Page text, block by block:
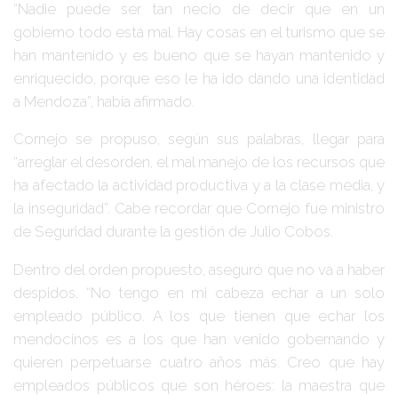
“Nadie puede ser tan necio de decir que en un
gobierno todo está mal. Hay cosas en el turismo que se
han mantenido y es bueno que se hayan mantenido y
enriquecido, porque eso le ha ido dando una identidad
a Mendoza”, había afirmado.
Cornejo se propuso, según sus palabras, llegar para
“arreglar el desorden, el mal manejo de los recursos que
ha afectado la actividad productiva y a la clase media, y
la inseguridad”. Cabe recordar que Cornejo fue ministro
de Seguridad durante la gestión de Julio Cobos.
Dentro del orden propuesto, aseguró que no va a haber
despidos. “No tengo en mi cabeza echar a un solo
empleado público. A los que tienen que echar los
mendocinos es a los que han venido gobernando y
quieren perpetuarse cuatro años más. Creo que hay
empleados públicos que son héroes: la maestra que